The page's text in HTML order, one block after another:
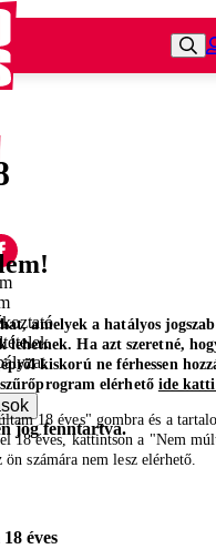
amelyek a hatályos
Ha azt szeretné,
kiskorú ne férhessen
elérhető ide
18 éves" gombra és a
18 éves, kattintson a "Nem
számára nem lesz elérhető.
éves
jog fenntartva.